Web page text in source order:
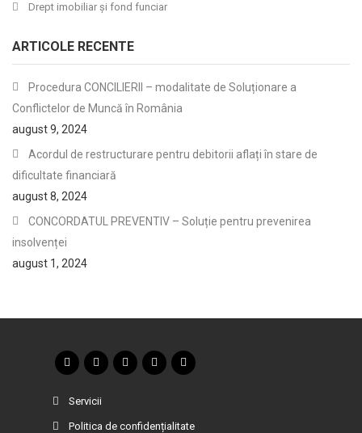
Drept imobiliar şi fond funciar
ARTICOLE RECENTE
Procedura CONCILIERII – modalitate de Soluționare a
Conflictelor de Muncă în România
august 9, 2024
Acordul de restructurare pentru debitorii aflați în stare de
dificultate financiară
august 8, 2024
CONCORDATUL PREVENTIV – Soluție pentru prevenirea
insolvenței
august 1, 2024
Servicii
Politica de confidențialitate